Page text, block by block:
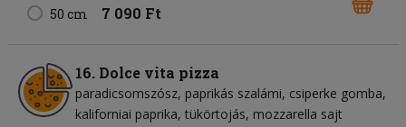
50 cm 7 090 Ft
16. Dolce vita pizza
paradicsomszósz paprikás szalámi csiperke gomba
kaliforniai paprika tükörtojás mozzarella sajt